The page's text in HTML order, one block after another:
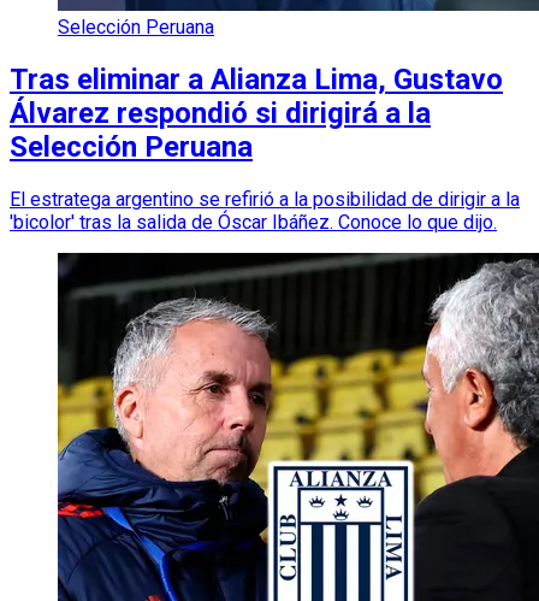
Selección Peruana
Tras eliminar a Alianza Lima, Gustavo
Álvarez respondió si dirigirá a la
Selección Peruana
El estratega argentino se refirió a la posibilidad de dirigir a la
'bicolor' tras la salida de Óscar Ibáñez. Conoce lo que dijo.